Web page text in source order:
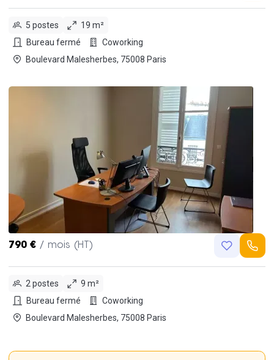
5 postes
19 m²
Bureau fermé
Coworking
Boulevard Malesherbes, 75008 Paris
790 € / mois (HT)
2 postes
9 m²
Bureau fermé
Coworking
Boulevard Malesherbes, 75008 Paris